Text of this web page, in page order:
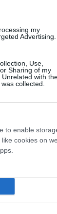
my
Advertising.
Use,
Sharing of my
with
collected.
to enable
cookies on